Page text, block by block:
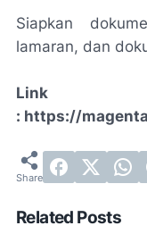
Siapkan
lamaran, dan
: https://
Related Posts